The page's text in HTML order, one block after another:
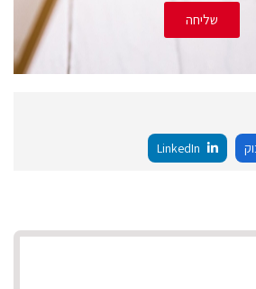
שליחה